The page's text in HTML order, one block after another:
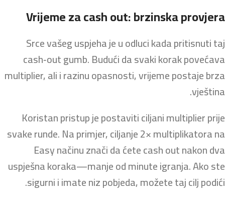
Vrijeme za cash out: brzinska provjera
Srce vašeg uspjeha je u odluci kada pritisnuti taj
cash‑out gumb. Budući da svaki korak povećava
multiplier, ali i razinu opasnosti, vrijeme postaje brza
vještina.
Koristan pristup je postaviti ciljani multiplier prije
svake runde. Na primjer, ciljanje 2× multiplikatora na
Easy načinu znači da ćete cash out nakon dva
uspješna koraka—manje od minute igranja. Ako ste
sigurni i imate niz pobjeda, možete taj cilj podići.